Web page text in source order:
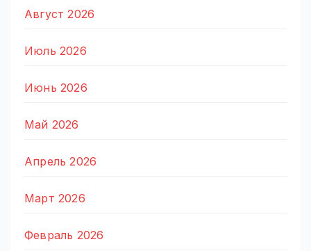
Август 2026
Июль 2026
Июнь 2026
Май 2026
Апрель 2026
Март 2026
Февраль 2026